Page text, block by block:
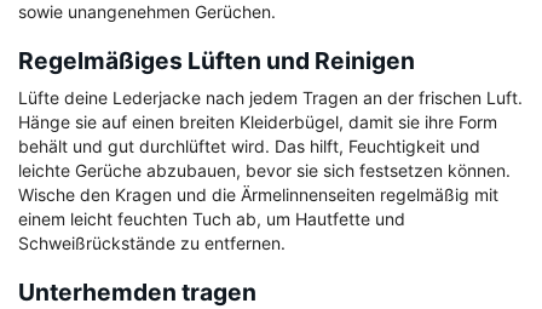
sowie unangenehmen Gerüchen.
Regelmäßiges Lüften und Reinigen
Lüfte deine Lederjacke nach jedem Tragen an der frischen Luft.
Hänge sie auf einen breiten Kleiderbügel, damit sie ihre Form
behält und gut durchlüftet wird. Das hilft, Feuchtigkeit und
leichte Gerüche abzubauen, bevor sie sich festsetzen können.
Wische den Kragen und die Ärmelinnenseiten regelmäßig mit
einem leicht feuchten Tuch ab, um Hautfette und
Schweißrückstände zu entfernen.
Unterhemden tragen